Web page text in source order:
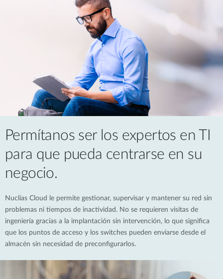
Permítanos ser los expertos en TI
para que pueda centrarse en su
negocio.
Nuclias Cloud le permite gestionar, supervisar y mantener su red sin
problemas ni tiempos de inactividad. No se requieren visitas de
ingeniería gracias a la implantación sin intervención, lo que significa
que los puntos de acceso y los switches pueden enviarse desde el
almacén sin necesidad de preconfigurarlos.